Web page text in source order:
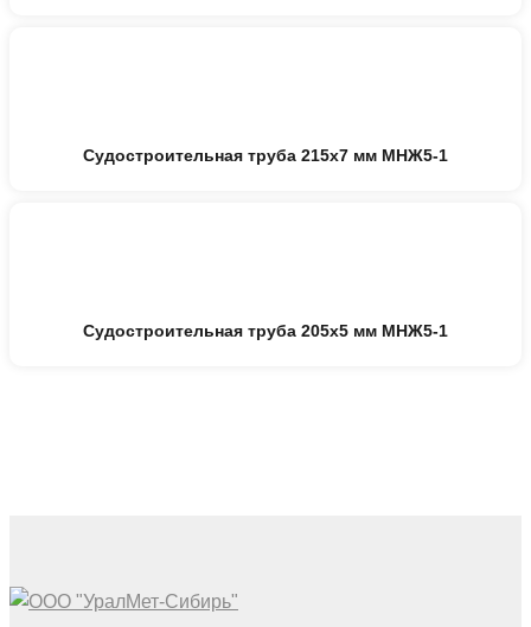
Судостроительная труба 215х7 мм МНЖ5-1
Судостроительная труба 205х5 мм МНЖ5-1